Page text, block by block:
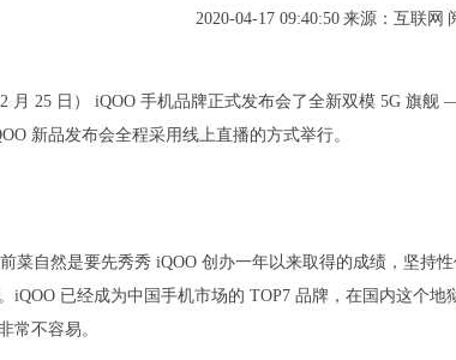
2020-04-17 09:40:50 来源：互联网
月 25 日） iQOO 手机品牌正式发布会了全新双模 5G 旗
新品发布会全程采用线上直播的方式举行。
菜自然是要先秀秀 iQOO 创办一年以来取得的成绩，坚持
iQOO 已经成为中国手机市场的 TOP7 品牌，在国内这个
常不容易。